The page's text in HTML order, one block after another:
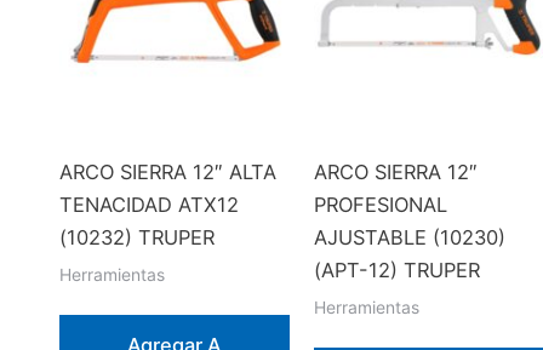
ARCO SIERRA 12″ ALTA
TENACIDAD ATX12
(10232) TRUPER
Herramientas
ARCO SIERRA 12″
PROFESIONAL
AJUSTABLE (10230)
(APT-12) TRUPER
Herramientas